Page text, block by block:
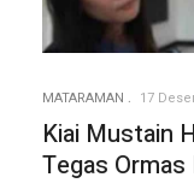
MATARAMAN 17
Kiai Mustain
Tegas Ormas